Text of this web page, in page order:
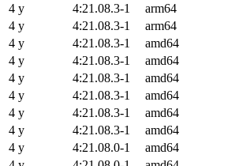
4 y
4:21.08.3-1 arm64
4 y
4:21.08.3-1 arm64
4 y
4:21.08.3-1 amd64
4 y
4:21.08.3-1 amd64
4 y
4:21.08.3-1 amd64
4 y
4:21.08.3-1 amd64
4 y
4:21.08.3-1 amd64
4 y
4:21.08.3-1 amd64
4 y
4:21.08.0-1 amd64